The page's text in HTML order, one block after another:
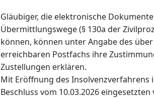
Gläubiger, die elektronische
Übermittlungswege (§ 130a der
können, können unter Angabe des
erreichbaren Postfachs ihre
Zustellungen erklären.
Mit Eröffnung des Insolvenzverfahrens
Beschluss vom 10.03.2026